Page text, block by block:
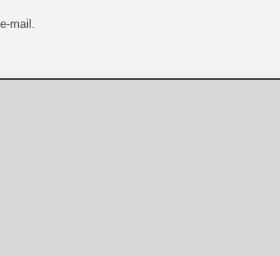
mail.